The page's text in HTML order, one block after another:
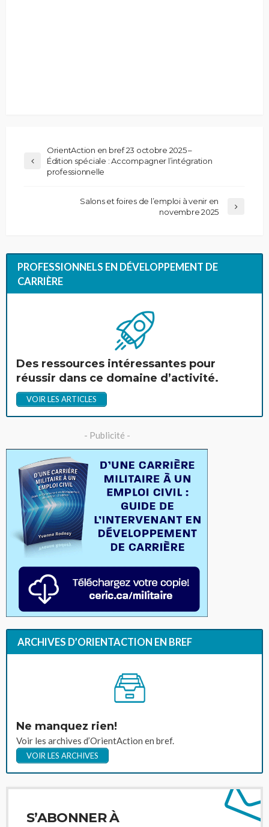
OrientAction en bref 23 octobre 2025 –
Édition spéciale : Accompagner l’intégration
professionnelle
Salons et foires de l’emploi à venir en
novembre 2025
PROFESSIONNELS EN DÉVELOPPEMENT DE
CARRIÈRE
Des ressources intéressantes pour
réussir dans ce domaine d’activité.
VOIR LES ARTICLES
- Publicité -
ARCHIVES D’ORIENTACTION EN BREF
Ne manquez rien!
Voir les archives d’OrientAction en bref.
VOIR LES ARCHIVES
S’ABONNER À